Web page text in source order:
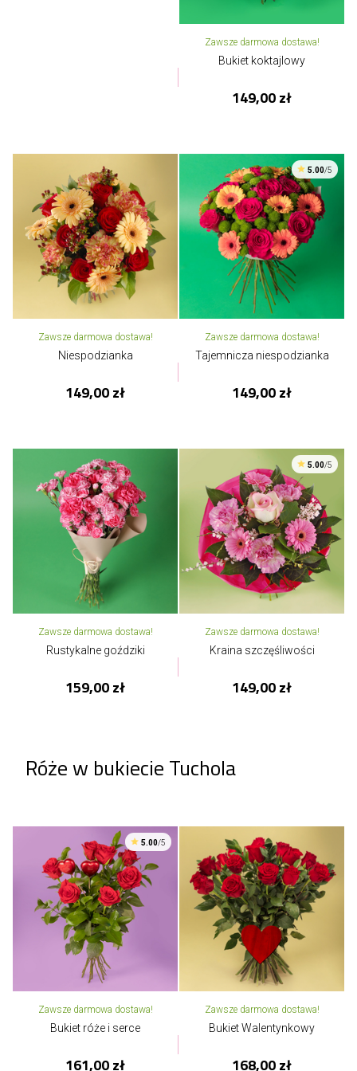
Zawsze darmowa dostawa!
Bukiet koktajlowy
149,00 zł
Zawsze darmowa dostawa!
Niespodzianka
149,00 zł
5.00/5
Zawsze darmowa dostawa!
Tajemnicza niespodzianka
149,00 zł
Zawsze darmowa dostawa!
Rustykalne goździki
159,00 zł
5.00/5
Zawsze darmowa dostawa!
Kraina szczęśliwości
149,00 zł
Róże w bukiecie Tuchola
5.00/5
Zawsze darmowa dostawa!
Bukiet róże i serce
161,00 zł
Zawsze darmowa dostawa!
Bukiet Walentynkowy
168,00 zł